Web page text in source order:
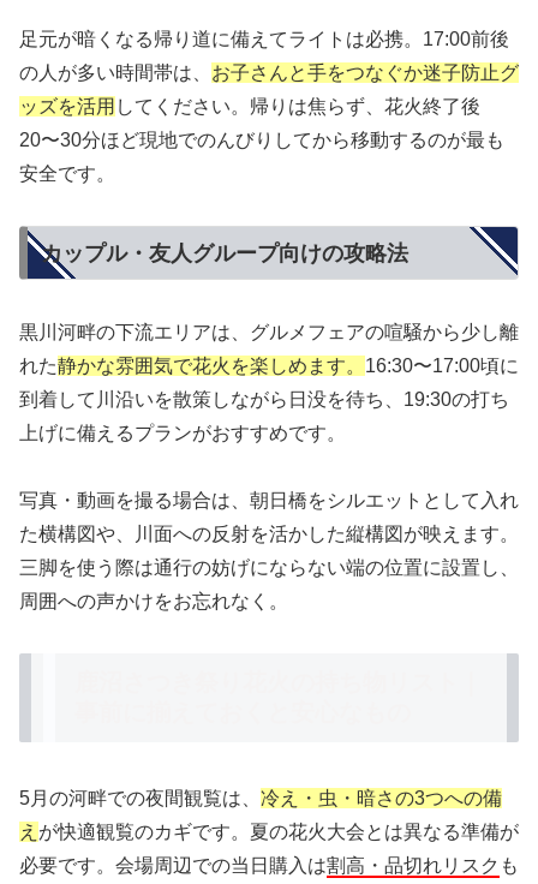
足元が暗くなる帰り道に備えてライトは必携。17:00前後
の人が多い時間帯は、 お子さんと手をつなぐか迷子防止グ
ッズを活用 してください。帰りは焦らず、花火終了後
20〜30分ほど現地でのんびりしてから移動するのが最も
安全です。
カップル・友人グループ向けの攻略法
黒川河畔の下流エリアは、グルメフェアの喧騒から少し離
れた静かな雰囲気で花火を楽しめます。 16:30〜17:00頃に
到着して川沿いを散策しながら日没を待ち、19:30の打ち
上げに備えるプランがおすすめです。
写真・動画を撮る場合は、朝日橋をシルエットとして入れ
た横構図や、川面への反射を活かした縦構図が映えます。
三脚を使う際は通行の妨げにならない端の位置に設置し、
周囲への声かけをお忘れなく。
5月の河畔での夜間観覧は、 冷え・虫・暗さの3つへの備
え が快適観覧のカギです。夏の花火大会とは異なる準備が
必要です。会場周辺での当日購入は割高・品切れリスク も